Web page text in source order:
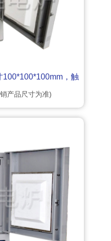
，触
产品尺寸为准)